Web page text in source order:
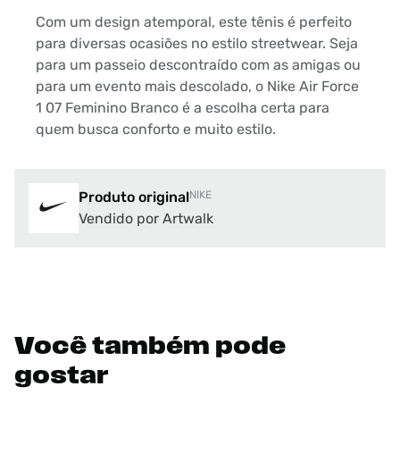
Com um design atemporal, este tênis é perfeito
para diversas ocasiões no estilo streetwear. Seja
para um passeio descontraído com as amigas ou
para um evento mais descolado, o Nike Air Force
1 07 Feminino Branco é a escolha certa para
quem busca conforto e muito estilo.
Produto originalNIKE
Vendido por Artwalk
Você também pode
gostar